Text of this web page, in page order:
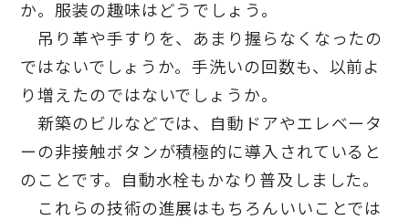
か。服装の趣味はどうでしょう。
吊り革や手すりを、あまり握らなくなったの
ではないでしょうか。手洗いの回数も、以前よ
り増えたのではないでしょうか。
新築のビルなどでは、自動ドアやエレベータ
ーの非接触ボタンが積極的に導入されていると
のことです。自動水栓もかなり普及しました。
これらの技術の進展はもちろんいいことでは